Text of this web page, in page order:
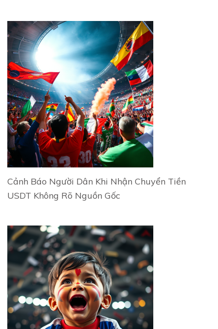
Cảnh Báo Người Dân Khi Nhận Chuyển Tiền
USDT Không Rõ Nguồn Gốc